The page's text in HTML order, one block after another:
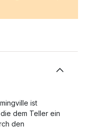
ist
dem Teller ein
den